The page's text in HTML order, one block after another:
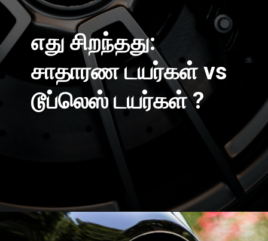
எது சிறந்தது:
சாதாரண டயர்கள் vs
டூப்லெஸ் டயர்கள் ?